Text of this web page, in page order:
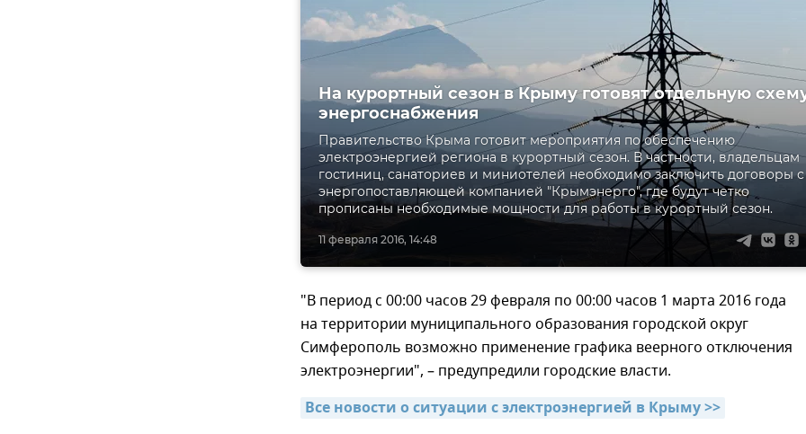
11 февраля 2016, 14:48
На курортный сезон в Крыму готовят отдельную
энергоснабжения
Правительство Крыма готовит мероприятия по обеспечению
электроэнергией региона в курортный сезон. В частности, владельцам
гостиниц, санаториев и миниотелей необходимо заключить договоры с
энергопоставляющей компанией "Крымэнерго", где будут четко
прописаны необходимые мощности для работы в курортный сезон.
"В период с 00:00 часов 29 февраля по 00:00 часов 1 марта 2016 года
на территории муниципального образования городской округ
Симферополь возможно применение графика веерного отключения
электроэнергии", – предупредили городские власти.
Все новости о ситуации с электроэнергией в Крыму >>